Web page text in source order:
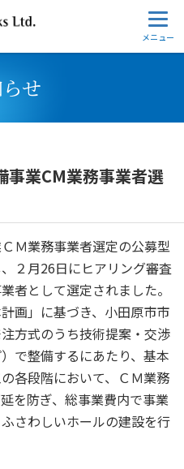
せ
事業CM業務事業者選
Ｍ業務事業者選定の公募型
２月26日にヒアリング審査
者として選定されました。
画」に基づき、小田原市市
方式のうち技術提案・交渉
で整備するにあたり、基本
各段階において、ＣＭ業務
を防ぎ、総事業費内で事業
さわしいホールの建設を行